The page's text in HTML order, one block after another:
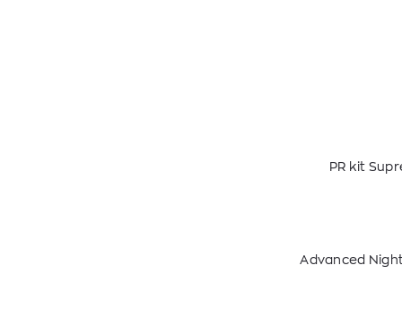
PR kit
Advanced